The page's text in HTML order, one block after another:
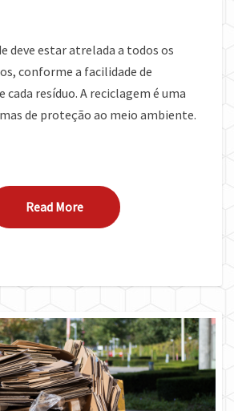
deve estar atrelada a todos os
conforme a facilidade de
resíduo. A reciclagem é uma
de proteção ao meio ambiente.
Read MoreRead More